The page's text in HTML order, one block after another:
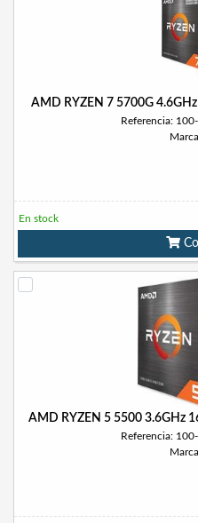
AMD RYZEN 7 5700G
Referencia:
En stock
AMD RYZEN 5 5500 3.6GHz
Referencia: